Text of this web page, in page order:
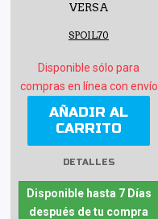
VERSA
SPOIL70
Disponible sólo para
compras en línea con envío
AÑADIR AL
CARRITO
DETALLES
Disponible hasta 7 Días
después de tu compra